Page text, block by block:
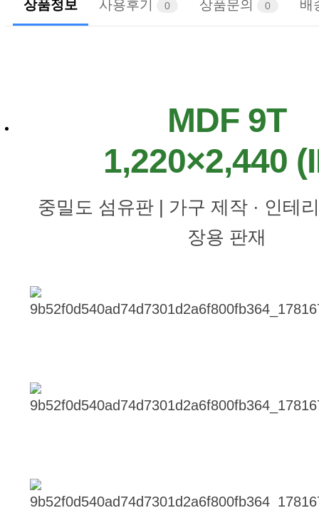
상품정보 사용후기 0 상품문의 0 배
MDF 9T
1,220×2,440
중밀도 섬유판 | 가구 제작 · 인테
장용 판재